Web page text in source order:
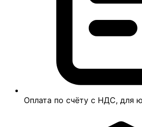
Оплата по счёту с НДС, для